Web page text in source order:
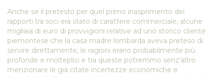
Anche se il pretesto per quel primo inasprimento dei
rapporti tra soci era stato di carattere commerciale, alcune
migliaia di euro di provvigioni relative ad uno storico cliente
piemontese che la casa madre lombarda aveva preteso di
servire direttamente, le ragioni erano probabilmente più
profonde e molteplici e tra queste potremmo senz’altro
menzionare le già citate incertezze economiche e